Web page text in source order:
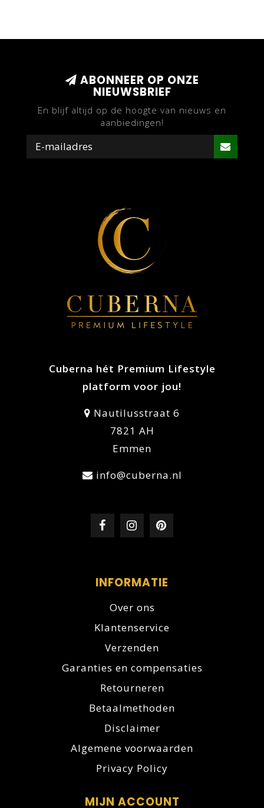
ABONNEER OP ONZE
NIEUWSBRIEF
En blijf altijd op de hoogte van nieuws en
aanbiedingen!
Cuberna hét Premium Lifestyle
platform voor jou!
Nautilusstraat 6
7821 AH
Emmen
info@cuberna.nl
INFORMATIE
Over ons
Klantenservice
Verzenden
Garanties en compensaties
Retourneren
Betaalmethoden
Disclaimer
Algemene voorwaarden
Privacy Policy
MIJN ACCOUNT